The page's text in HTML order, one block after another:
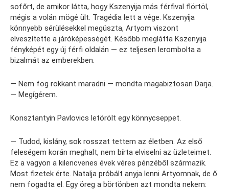
sofőrt, de amikor látta, hogy Kszenyija más férfival flörtöl,
mégis a volán mögé ült. Tragédia lett a vége. Kszenyija
könnyebb sérülésekkel megúszta, Artyom viszont
elveszítette a járóképességét. Később meglátta Kszenyija
fényképét egy új férfi oldalán — ez teljesen lerombolta a
bizalmát az emberekben.
— Nem fog rokkant maradni — mondta magabiztosan Darja.
— Megígérem.
Konsztantyin Pavlovics letörölt egy könnycseppet.
— Tudod, kislány, sok rosszat tettem az életben. Az első
feleségem korán meghalt, nem bírta elviselni az üzleteimet.
Ez a vagyon a kilencvenes évek véres pénzéből származik.
Most fizetek érte. Natalja próbált anyja lenni Artyomnak, de ő
nem fogadta el. Egy öreg a börtönben azt mondta nekem: